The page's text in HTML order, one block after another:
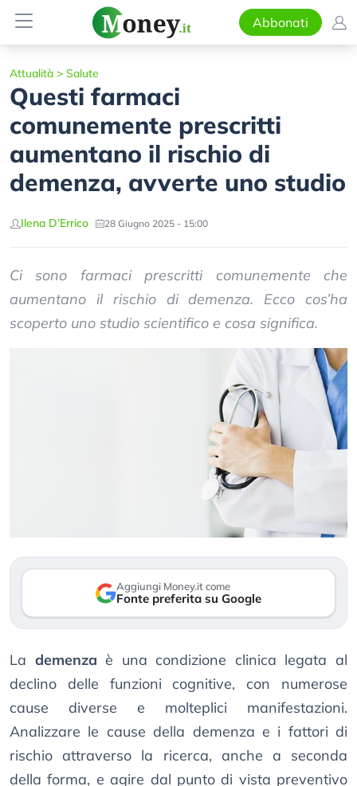
Abbonati
Attualità > Salute
Questi farmaci
comunemente prescritti
aumentano il rischio di
demenza, avverte uno studio
Ilena D’Errico 28 Giugno 2025 - 15:00
Ci sono farmaci prescritti comunemente che
aumentano il rischio di demenza. Ecco cos’ha
scoperto uno studio scientifico e cosa significa.
Aggiungi Money.it come
Fonte preferita su Google
La demenza è una condizione clinica legata al
declino delle funzioni cognitive, con numerose
cause diverse e molteplici manifestazioni.
Analizzare le cause della demenza e i fattori di
rischio attraverso la ricerca, anche a seconda
della forma, e agire dal punto di vista preventivo